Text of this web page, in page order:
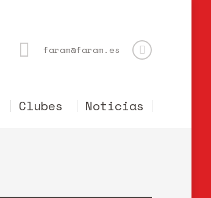
faram@faram.es
Clubes Noticias